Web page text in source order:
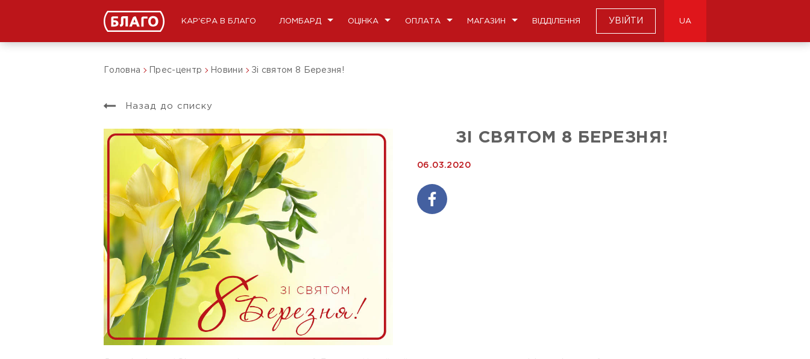
КАР'ЄРА В БЛАГО ЛОМБАРД ОЦІНКА ОПЛАТА МАГАЗИН ВІДДІЛЕННЯ УВІЙТИ UA
Головна Прес-центр Новини Зі святом 8 Березня!
Назад до списку
ЗІ СВЯТОМ 8 БЕРЕЗНЯ!
06.03.2020